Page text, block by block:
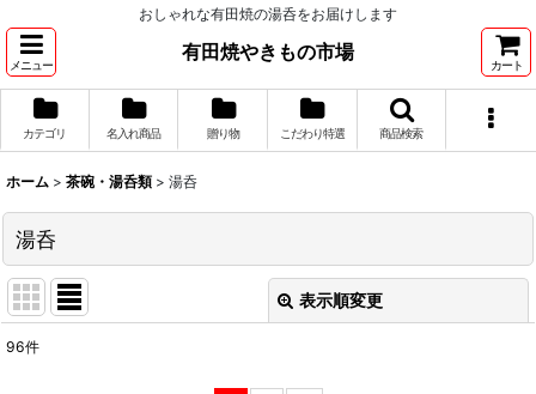
おしゃれな有田焼の湯呑をお届けします
メニュー
有田焼やきもの市場
カート
カテゴリ 名入れ商品 贈り物 こだわり特選 商品検索
ホーム > 茶碗・湯呑類 > 湯呑
湯呑
表示順変更
96件